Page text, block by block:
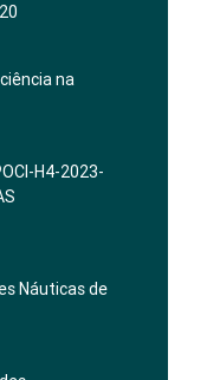
na
H4-2023-
Náuticas de